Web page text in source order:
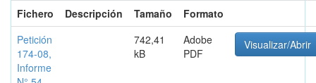
Fichero
Descripción Tamaño
Formato
Petición
174-08,
Informe
742,41
kB
Adobe
PDF
Visualizar/Abrir